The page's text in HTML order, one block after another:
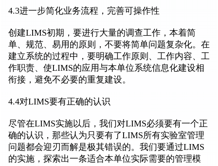
4.3进一步简化业务流程，完善可操作性
创建LIMS初期，要进行大量的调查工作，本着简
单、规范、易用的原则，不要将简单问题复杂化。在
建立系统的过程中，要明确工作原则、工作内容、工
作职责、使LIMS的应用与本单位系统信息化建设相
衔接，避免不必要的重复建设。
4.4对LIMS要有正确的认识
尽管在LIMS实施以后，我们对LIMS必须要有一个正
确的认识，那些认为只要有了LIMS所有实验室管理
问题都会迎刃而解是极其错误的。我们要通过LIMS
的实施，探索出一条适合本单位实际需要的管理模